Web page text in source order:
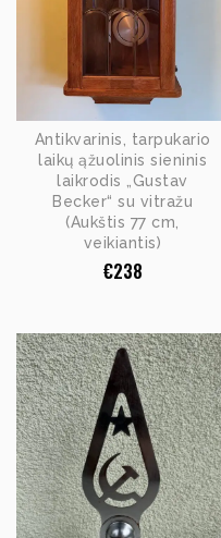
Antikvarinis, tarpukario
laikų ąžuolinis sieninis
laikrodis „Gustav
Becker“ su vitražu
(Aukštis 77 cm,
veikiantis)
€238